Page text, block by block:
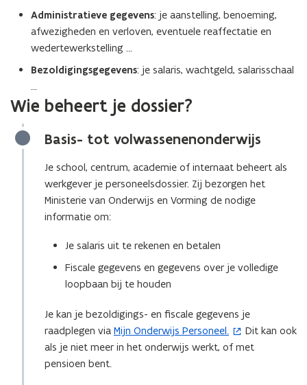
Administratieve gegevens: je aanstelling, benoeming,
afwezigheden en verloven, eventuele reaffectatie en
wedertewerkstelling …
Bezoldigingsgegevens: je salaris, wachtgeld, salarisschaal
…
Wie beheert je dossier?
Basis- tot volwassenenonderwijs
Je school, centrum, academie of internaat beheert als
werkgever je personeelsdossier. Zij bezorgen het
Ministerie van Onderwijs en Vorming de nodige
informatie om:
Je salaris uit te rekenen en betalen
Fiscale gegevens en gegevens over je volledige
loopbaan bij te houden
Je kan je bezoldigings- en fiscale gegevens je
raadplegen via Mijn Onderwijs Personeel.
(
o
Dit kan ook
als je niet meer in het onderwijs werkt, of met
pensioen bent.